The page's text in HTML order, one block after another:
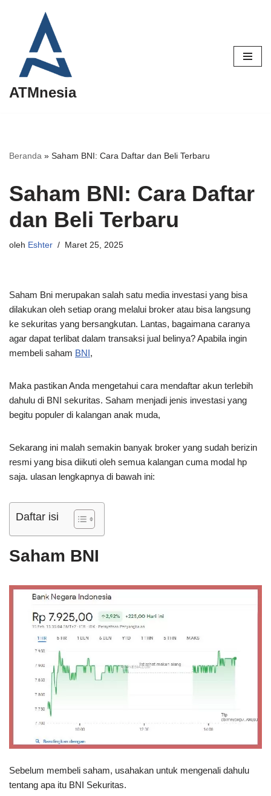
Lompat
konten
ATMnesia
Beranda » Saham BNI: Cara Daftar dan Beli Terbaru
Saham BNI: Cara Daftar
dan Beli Terbaru
oleh Eshter Maret 25, 2025
Saham Bni merupakan salah satu media investasi yang bisa
dilakukan oleh setiap orang melalui broker atau bisa langsung
ke sekuritas yang bersangkutan. Lantas, bagaimana caranya
agar dapat terlibat dalam transaksi jual belinya? Apabila ingin
membeli saham BNI,
Maka pastikan Anda mengetahui cara mendaftar akun terlebih
dahulu di BNI sekuritas. Saham menjadi jenis investasi yang
begitu populer di kalangan anak muda,
Sekarang ini malah semakin banyak broker yang sudah berizin
resmi yang bisa diikuti oleh semua kalangan cuma modal hp
saja. ulasan lengkapnya di bawah ini:
Daftar isi
Saham BNI
Sebelum membeli saham, usahakan untuk mengenali dahulu
tentang apa itu BNI Sekuritas.